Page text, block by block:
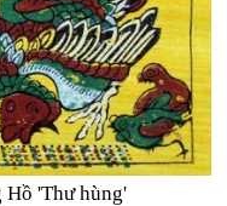
'Thư hùng'